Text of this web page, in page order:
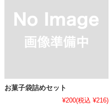
お菓子袋詰めセット
¥200(税込 ¥216)